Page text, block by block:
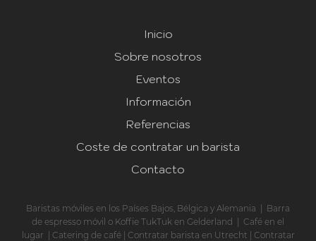
Inicio
Sobre nosotros
Eventos
Información
Referencias
Coste de contratar un barista
Contacto
Baristas móviles en los Países Bajos, Bélgica y Alemania
Barra
de espresso móvil o Koffie TukTuk en Gelderland
Café en el
lugar
Catering de café| Contratar barista en Utrecht Contratar